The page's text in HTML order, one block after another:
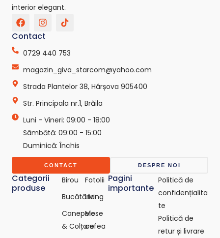
interior elegant.
F
a
c
b
o
I
n
s
a
r
m
T
i
o
-
v
r
e
p
o
-
c
o
m
Categorii
produse
Birou
Bucătărie
Canepele
& Colțare
Fotolii
Living
Mese
cafea
Pagini
importante
Politică de
confidențialita
te
Politică de
retur și livrare
Contact
0729 440 753
magazin_giva_starcom@yahoo.com
Strada Plantelor 38, Hârșova 905400
Str. Principala nr.1, Brăila
Luni - Vineri: 09:00 - 18:00
Sâmbătă: 09:00 - 15:00
Duminică: Închis
CONTACT DESPRE NOI